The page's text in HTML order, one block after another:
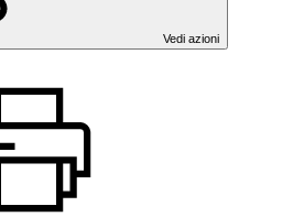
Vedi azioni